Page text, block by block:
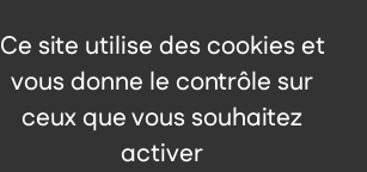
Ce site utilise des cookies et
vous donne le contrôle sur
ceux que vous souhaitez
activer